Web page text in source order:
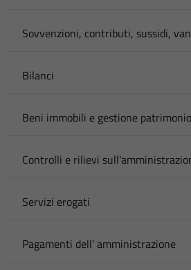
Sovvenzioni, contributi, sussidi,
Bilanci
Beni immobili e gestione patrimonio
Controlli e rilievi
Servizi erogati
Pagamenti dell' amministrazione